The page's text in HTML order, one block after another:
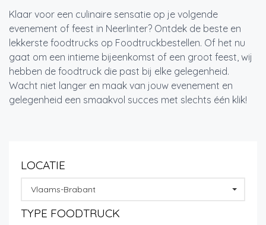
Klaar voor een culinaire sensatie op je volgende
evenement of feest in Neerlinter? Ontdek de beste en
lekkerste foodtrucks op Foodtruckbestellen. Of het nu
gaat om een intieme bijeenkomst of een groot feest, wij
hebben de foodtruck die past bij elke gelegenheid.
Wacht niet langer en maak van jouw evenement en
gelegenheid een smaakvol succes met slechts één klik!
LOCATIE
Vlaams-Brabant
TYPE FOODTRUCK